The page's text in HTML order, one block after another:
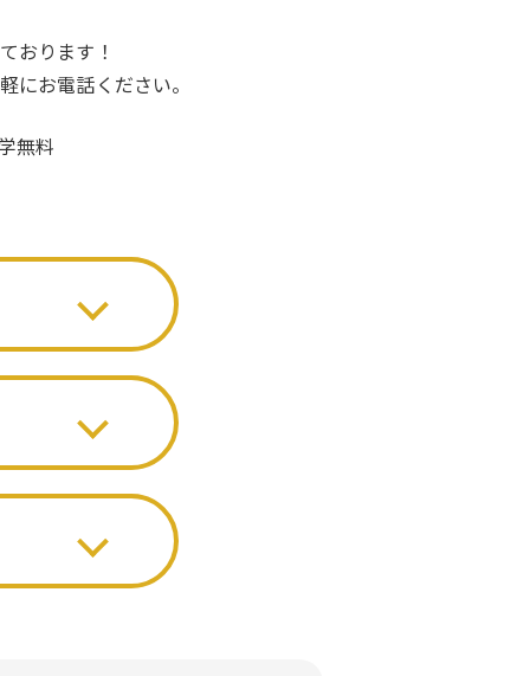
おります！
にお電話ください。
無料